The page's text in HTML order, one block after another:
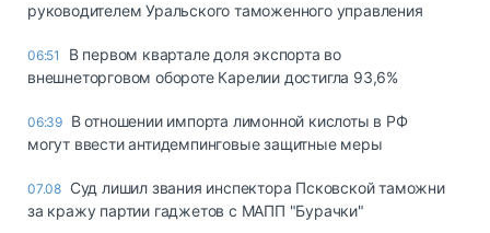
руководителем Уральского таможенного управления
06:51
В первом квартале доля экспорта во
внешнеторговом обороте Карелии достигла 93,6%
06:39 В отношении импорта лимонной кислоты в РФ
могут ввести антидемпинговые защитные меры
07.08 Суд лишил звания инспектора Псковской таможни
за кражу партии гаджетов с МАПП "Бурачки"